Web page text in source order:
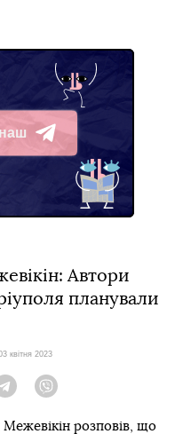
Автори
планували
квітня 2023
TelegramViber
розповів, що